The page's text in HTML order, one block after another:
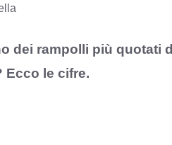
dei rampolli più quotati
Ecco le cifre.